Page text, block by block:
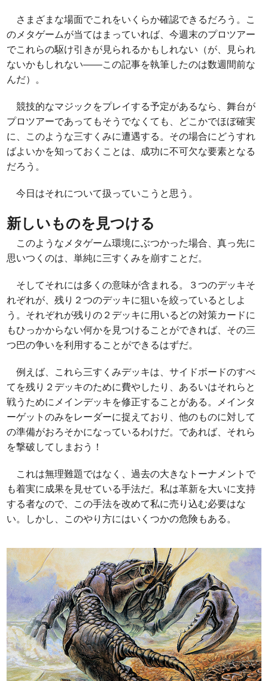
さまざまな場面でこれをいくらか確認できるだろう。こ
のメタゲームが当てはまっていれば、今週末のプロツアー
でこれらの駆け引きが見られるかもしれない（が、見られ
ないかもしれない――この記事を執筆したのは数週間前な
んだ）。
競技的なマジックをプレイする予定があるなら、舞台が
プロツアーであってもそうでなくても、どこかでほぼ確実
に、このような三すくみに遭遇する。その場合にどうすれ
ばよいかを知っておくことは、成功に不可欠な要素となる
だろう。
今日はそれについて扱っていこうと思う。
新しいものを見つける
このようなメタゲーム環境にぶつかった場合、真っ先に
思いつくのは、単純に三すくみを崩すことだ。
そしてそれには多くの意味が含まれる。３つのデッキそ
れぞれが、残り２つのデッキに狙いを絞っているとしよ
う。それぞれが残りの２デッキに用いるどの対策カードに
もひっかからない何かを見つけることができれば、その三
つ巴の争いを利用することができるはずだ。
例えば、これら三すくみデッキは、サイドボードのすべ
てを残り２デッキのために費やしたり、あるいはそれらと
戦うためにメインデッキを修正することがある。メインタ
ーゲットのみをレーダーに捉えており、他のものに対して
の準備がおろそかになっているわけだ。であれば、それら
を撃破してしまおう！
これは無理難題ではなく、過去の大きなトーナメントで
も着実に成果を見せている手法だ。私は革新を大いに支持
する者なので、この手法を改めて私に売り込む必要はな
い。しかし、このやり方にはいくつかの危険もある。